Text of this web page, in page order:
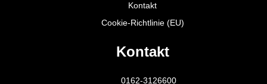
Kontakt
Cookie-Richtlinie (EU)
Kontakt
0162-3126600